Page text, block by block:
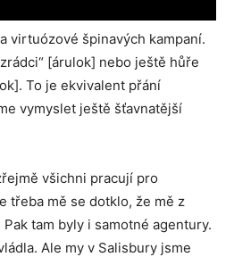
virtuózové špinavých kampaní.
[árulok] nebo ještě hůře
To je ekvivalent přání
vymyslet ještě šťavnatější
všichni pracují pro
třeba mě se dotklo, že mě z
tam byly i samotné agentury.
Ale my v Salisbury jsme